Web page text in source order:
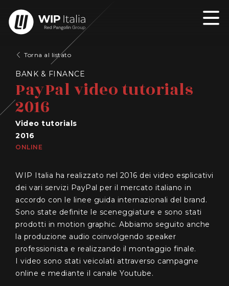
Torna al listato
BANK & FINANCE
PayPal video tutorials
2016
Video tutorials
2016
ONLINE
WIP Italia ha realizzato nel 2016 dei video esplicativi
dei vari servizi PayPal per il mercato italiano in
accordo con le linee guida internazionali del brand.
Sono state definite le sceneggiature e sono stati
prodotti in motion graphic. Abbiamo seguito anche
la produzione audio coinvolgendo speaker
professionista e realizzando il montaggio finale.
I video sono stati veicolati attraverso campagne
online e mediante il canale Youtube.